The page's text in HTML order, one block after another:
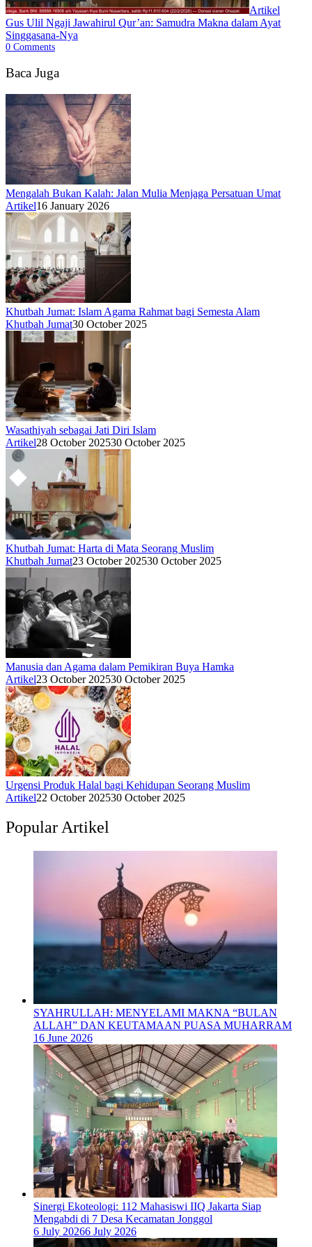
Artikel
Gus Ulil Ngaji Jawahirul Qur’an: Samudra Makna dalam Ayat
Singgasana-Nya
0 Comments
Baca Juga
Mengalah Bukan Kalah: Jalan Mulia Menjaga Persatuan Umat
Artikel16 January 2026
Khutbah Jumat: Islam Agama Rahmat bagi Semesta Alam
Khutbah Jumat30 October 2025
Wasathiyah sebagai Jati Diri Islam
Artikel28 October 202530 October 2025
Khutbah Jumat: Harta di Mata Seorang Muslim
Khutbah Jumat23 October 202530 October 2025
Manusia dan Agama dalam Pemikiran Buya Hamka
Artikel23 October 202530 October 2025
Urgensi Produk Halal bagi Kehidupan Seorang Muslim
Artikel22 October 202530 October 2025
Popular Artikel
SYAHRULLAH: MENYELAMI MAKNA “BULAN
ALLAH” DAN KEUTAMAAN PUASA MUHARRAM
16 June 2026
‎Sinergi Ekoteologi: 112 Mahasiswi IIQ Jakarta Siap
Mengabdi di 7 Desa Kecamatan Jonggol
6 July 20266 July 2026